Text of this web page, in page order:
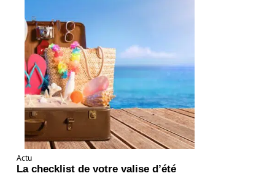
Actu
La checklist de votre valise d’été